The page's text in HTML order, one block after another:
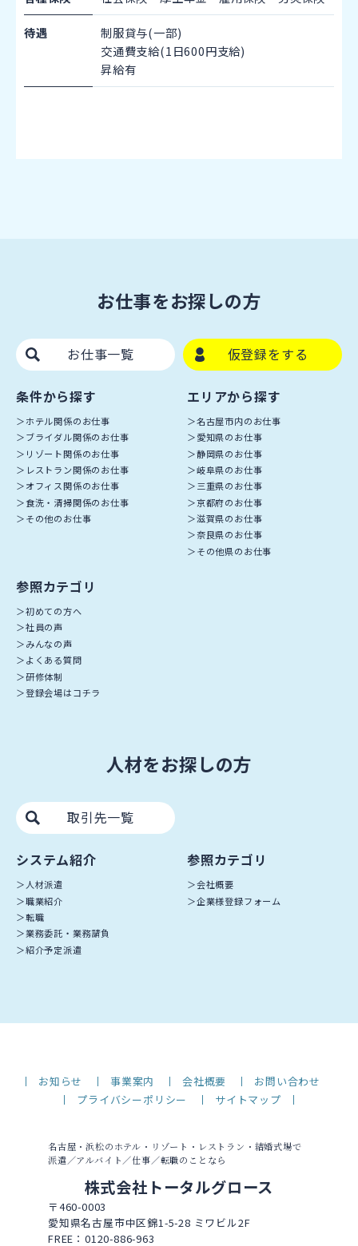
待遇
制服貸与(一部)
交通費支給(1日600円支給)
昇給有
お仕事をお探しの方
お仕事一覧 仮登録をする
条件から探す
ホテル関係のお仕事
ブライダル関係のお仕事
リゾート関係のお仕事
レストラン関係のお仕事
オフィス関係のお仕事
食洗・清掃関係のお仕事
その他のお仕事
エリアから探す
名古屋市内のお仕事
愛知県のお仕事
静岡県のお仕事
岐阜県のお仕事
三重県のお仕事
京都府のお仕事
滋賀県のお仕事
奈良県のお仕事
その他県のお仕事
参照カテゴリ
初めての方へ
社員の声
みんなの声
よくある質問
研修体制
登録会場はコチラ
人材をお探しの方
取引先一覧
システム紹介
人材派遣
職業紹介
転職
業務委託・業務請負
紹介予定派遣
参照カテゴリ
会社概要
企業様登録フォーム
お知らせ 事業案内 会社概要
お問い合わせ
プライバシーポリシー
サイトマップ
名古屋・浜松のホテル・リゾート・レストラン・結婚式場で
派遣／アルバイト／仕事／転職のことなら
株式会社トータルグロース
〒460-0003
愛知県名古屋市中区錦1-5-28 ミワビル2F
FREE：0120-886-963